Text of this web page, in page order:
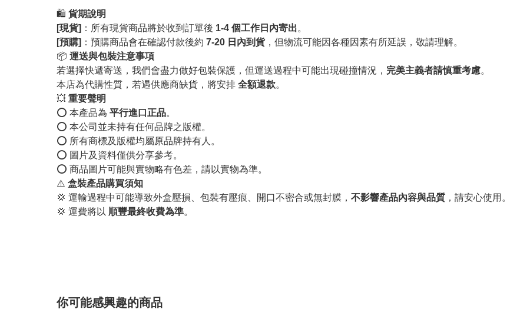
🛍️ 貨期說明
[現貨] ：所有現貨商品將於收到訂單後 1-4 個工作日內寄出。
[預購] ：預購商品會在確認付款後約 7-20 日內到貨，但物流可能因各種因素有所延誤，敬請理解。
📦 運送與包裝注意事項
若選擇快遞寄送，我們會盡力做好包裝保護，但運送過程中可能出現碰撞情況， 完美主義者請慎重考慮。
本店為代購性質，若遇供應商缺貨，將安排 全額退款。
💥 重要聲明
⭕️ 本產品為 平行進口正品。
⭕️ 本公司並未持有任何品牌之版權。
⭕️ 所有商標及版權均屬原品牌持有人。
⭕️ 圖片及資料僅供分享參考。
⭕️ 商品圖片可能與實物略有色差，請以實物為準。
⚠️ 盒裝產品購買須知
💢 運輸過程中可能導致外盒壓損、包裝有壓痕、開口不密合或無封膜， 不影響產品內容與品質 ，請安心使用。
💢 運費將以 順豐最終收費為準。
你可能感興趣的商品